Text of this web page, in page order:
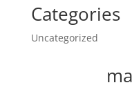
Categories
Uncategorized